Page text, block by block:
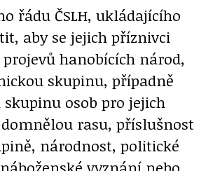
řádu ČSLH, ukládajícího
aby se jejich příznivci
hanobících národ,
skupinu, případně
osob pro jejich
rasu, příslušnost
národnost, politické